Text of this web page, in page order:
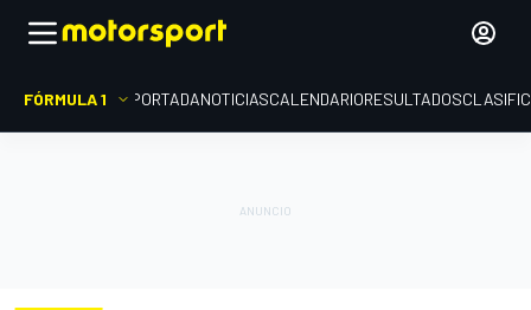
FÓRMULA 1 PORTADANOTICIASCALENDARIORESULTADOS